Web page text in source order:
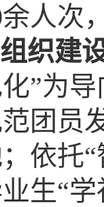
余人次
组织建
”为
团员
依托
生“